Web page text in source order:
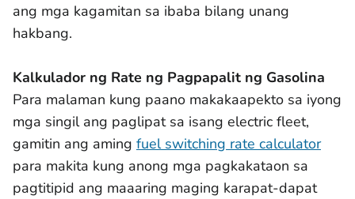
ang mga kagamitan sa ibaba bilang unang
hakbang.
Kalkulador ng Rate ng Pagpapalit ng Gasolina
Para malaman kung paano makakaapekto sa iyong
mga singil ang paglipat sa isang electric fleet,
gamitin ang aming fuel switching rate calculator
para makita kung anong mga pagkakataon sa
pagtitipid ang maaaring maging karapat-dapat